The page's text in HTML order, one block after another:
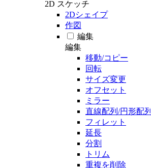
2D スケッチ
2Dシェイプ
作図
編集
編集
移動/コピー
回転
サイズ変更
オフセット
ミラー
直線配列/円形配列
フィレット
延長
分割
トリム
重複を削除